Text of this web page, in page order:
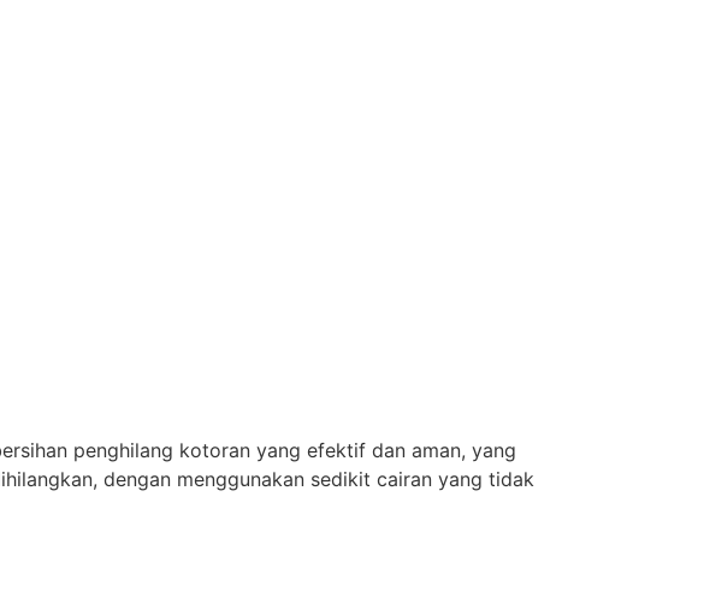
penghilang kotoran yang efektif dan aman, yang
dengan menggunakan sedikit cairan yang tidak